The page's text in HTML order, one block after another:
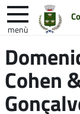
menù
nel
sito
Cohen